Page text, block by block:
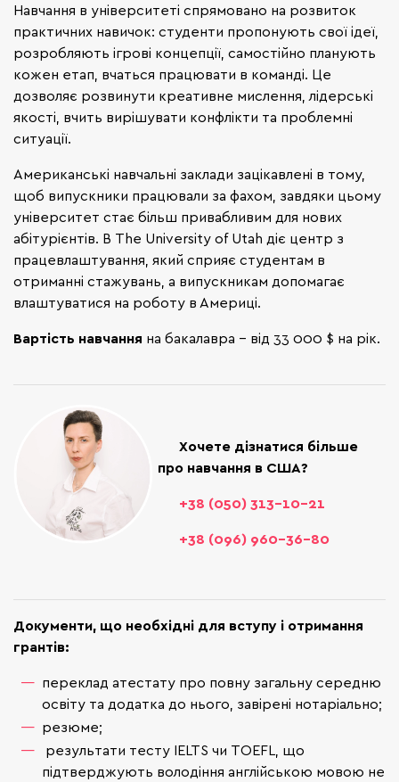
Навчання в університеті спрямовано на розвиток
практичних навичок: студенти пропонують свої ідеї,
розробляють ігрові концепції, самостійно планують
кожен етап, вчаться працювати в команді. Це
дозволяє розвинути креативне мислення, лідерські
якості, вчить вирішувати конфлікти та проблемні
ситуації.
Американські навчальні заклади зацікавлені в тому,
щоб випускники працювали за фахом, завдяки цьому
університет стає більш привабливим для нових
абітурієнтів. В The University of Utah діє центр з
працевлаштування, який сприяє студентам в
отриманні стажувань, а випускникам допомагає
влаштуватися на роботу в Америці.
Вартість навчання на бакалавра - від 33 000 $ на рік.
Хочете дізнатися більше
про навчання в США?
+38 (050) 313–10-21
+38 (096) 960–36-80
Документи, що необхідні для вступу і отримання
грантів:
переклад атестату про повну загальну середню
освіту та додатка до нього, завірені нотаріально;
резюме;
результати тесту IELTS чи TOEFL, що
підтверджують володіння англійською мовою не